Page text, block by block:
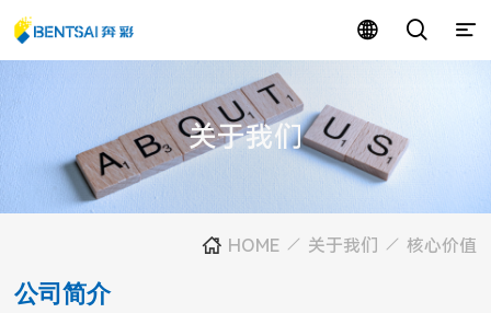
关于我们
HOME 关于我们 核心价值
公司简介